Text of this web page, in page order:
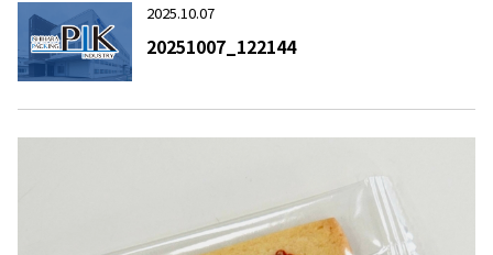
2025.10.07
20251007_122144